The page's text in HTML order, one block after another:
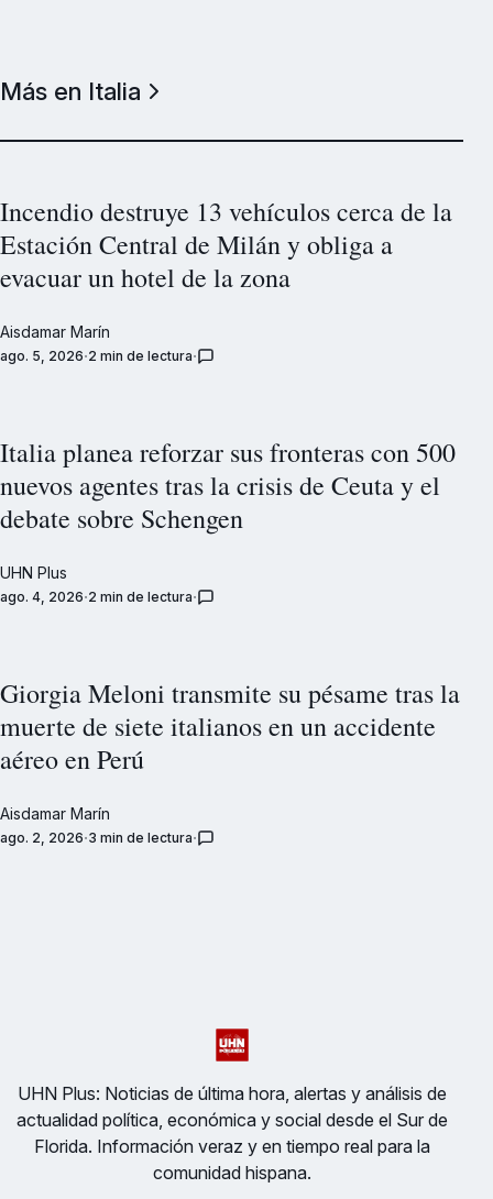
Más en Italia
Incendio destruye 13 vehículos cerca de la
Estación Central de Milán y obliga a
evacuar un hotel de la zona
Aisdamar Marín
ago. 5, 2026 2 min de lectura
Italia planea reforzar sus fronteras con 500
nuevos agentes tras la crisis de Ceuta y el
debate sobre Schengen
UHN Plus
ago. 4, 2026 2 min de lectura
Giorgia Meloni transmite su pésame tras la
muerte de siete italianos en un accidente
aéreo en Perú
Aisdamar Marín
ago. 2, 2026 3 min de lectura
UHN Plus: Noticias de última hora, alertas y análisis de
actualidad política, económica y social desde el Sur de
Florida. Información veraz y en tiempo real para la
comunidad hispana.